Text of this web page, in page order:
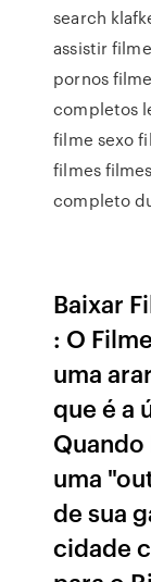
search
assistir
pornos
completos
filme sexo
filmes
completo
Baixar
: O
uma
que é a
uma
de sua
cidade